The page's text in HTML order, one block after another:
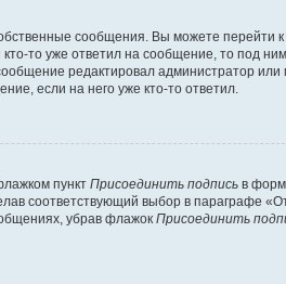
сообщения. Вы можете перейти
то уже ответил на сообщение, то под
редактировал администратор или
если на него уже кто-то ответил.
пункт Присоединить подпись в
соответствующий выбор в параграфе
убрав флажок Присоединить